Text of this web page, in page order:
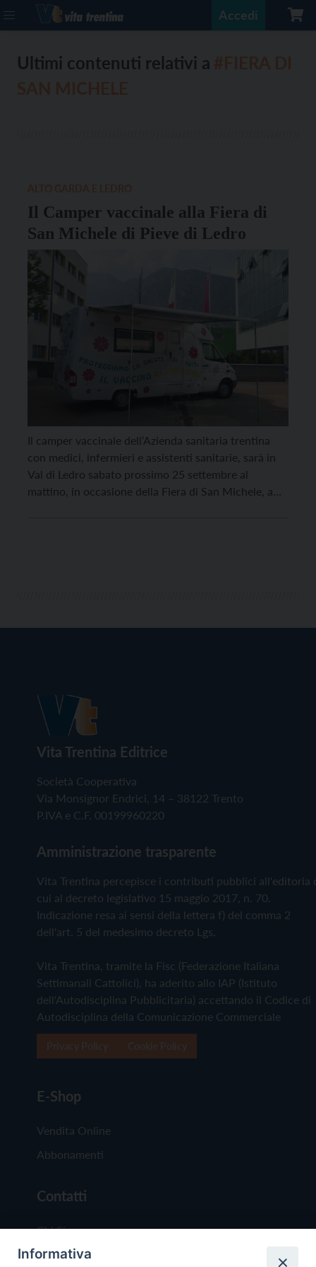
Accedi
Ultimi contenuti relativi a
Il Camper vaccinale alla Fiera di
San Michele di Pieve di Ledro
Il camper vaccinale dell’Azienda sanitaria trentina
con medici, infermieri e assistenti sanitarie, sarà in
Val di Ledro sabato prossimo 25 settembre al
mattino, in occasione della Fiera di San Michele, a
Vita Trentina Editrice
Società Cooperativa
Via Monsignor Endrici, 14 – 38122 Trento
P.IVA e C.F. 00199960220
Amministrazione trasparente
Vita Trentina percepisce i contributi pubblici all'editoria
cui al decreto legislativo 15 maggio 2017, n. 70.
Indicazione resa ai sensi della lettera f) del comma 2
dell'art. 5 del medesimo decreto Lgs.
Vita Trentina, tramite la Fisc (Federazione Italiana
Settimanali Cattolici), ha aderito allo IAP (Istituto
dell'Autodisciplina Pubblicitaria) accettando il Codice di
Autodisciplina della Comunicazione Commerciale
E-Shop
Vendita Online
Abbonamenti
Contatti
Chi Siamo
Redazione
Informativa